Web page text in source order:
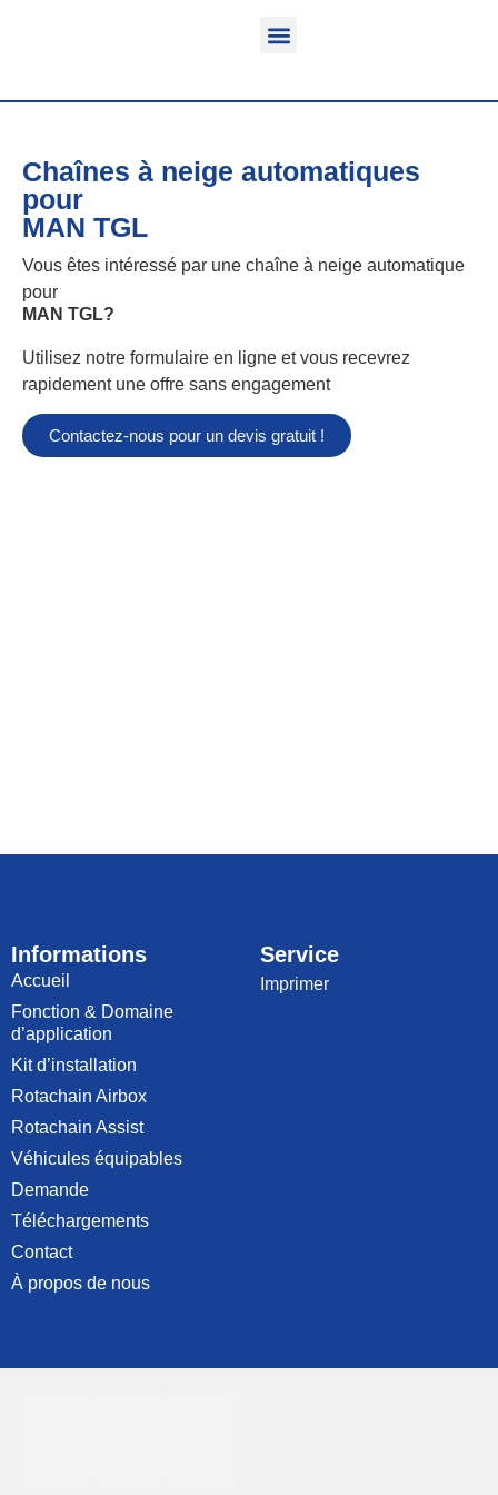
Chaînes à neige automatiques
pour
MAN TGL
Vous êtes intéressé par une chaîne à neige automatique
pour
MAN TGL?
Utilisez notre formulaire en ligne et vous recevrez
rapidement une offre sans engagement
Contactez-nous pour un devis gratuit !
Informations
Accueil
Fonction & Domaine
d’application
Kit d’installation
Rotachain Airbox
Rotachain Assist
Véhicules équipables
Demande
Téléchargements
Contact
À propos de nous
Service
Imprimer